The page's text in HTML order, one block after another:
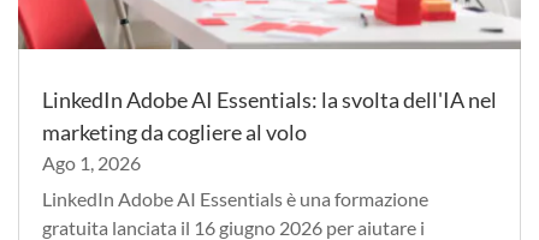
LinkedIn Adobe AI Essentials: la svolta dell'IA nel
marketing da cogliere al volo
Ago 1, 2026
LinkedIn Adobe AI Essentials è una formazione
gratuita lanciata il 16 giugno 2026 per aiutare i